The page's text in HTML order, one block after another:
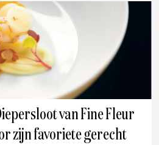
zijn favoriete gerecht